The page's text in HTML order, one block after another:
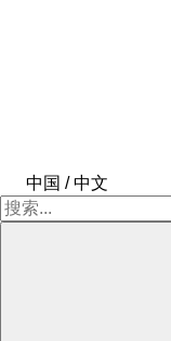
中国 / 中文